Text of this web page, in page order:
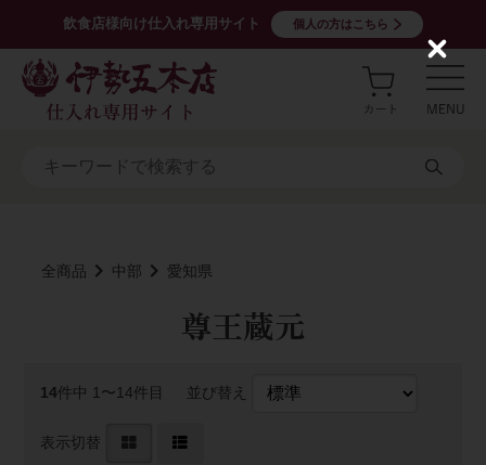
飲食店様向け仕入れ専用サイト 個人の方はこちら
全商品 中部 愛知県
尊王蔵元
14件中 1〜14件目 並び替え
表示切替
C
l
s